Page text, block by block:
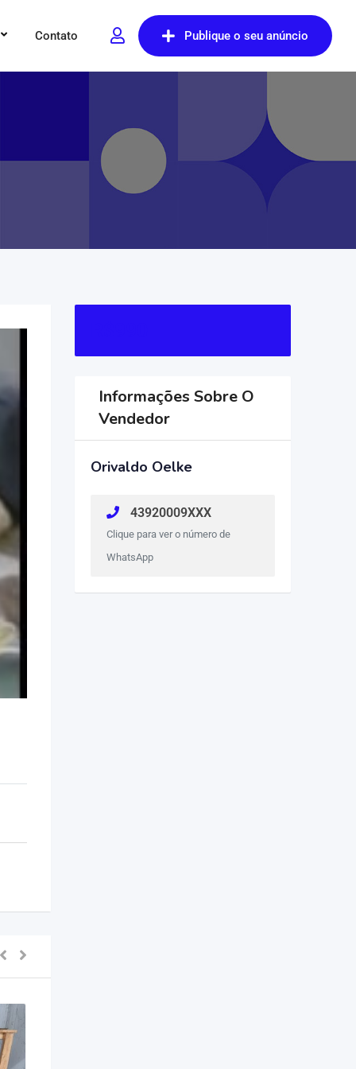
Publique o seu anúncio
Contato
Informações Sobre O
Vendedor
Orivaldo Oelke
43920009XXX
Clique para ver o número de
WhatsApp